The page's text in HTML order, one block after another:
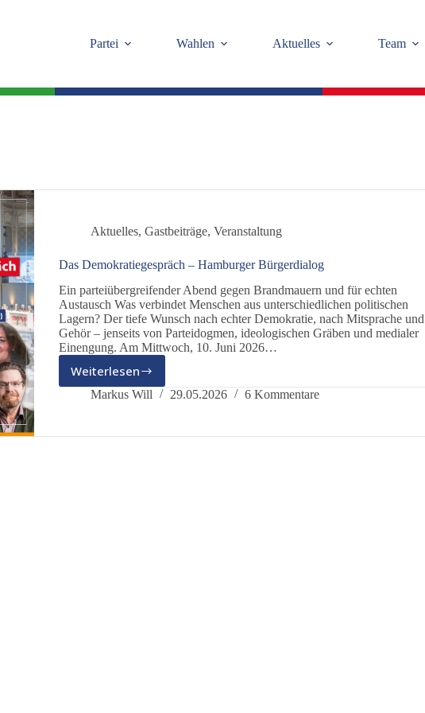
Partei Wahlen Aktuelles Team
Aktuelles,Gastbeiträge,Veranstaltung
Das Demokratiegespräch – Hamburger Bürgerdialog
Ein parteiübergreifender Abend gegen Brandmauern und für echten
Austausch Was verbindet Menschen aus unterschiedlichen politischen
Lagern? Der tiefe Wunsch nach echter Demokratie, nach Mitsprache und
Gehör – jenseits von Parteidogmen, ideologischen Gräben und medialer
Einengung. Am Mittwoch, 10. Juni 2026…
Weiterlesen
Das
Demokratiegespräch
Bürgerdialog
Markus Will 29.05.2026 6 Kommentare